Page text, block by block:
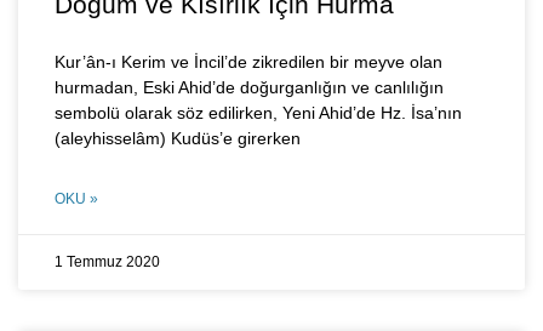
Kur’ân-ı Kerim ve İncil’de zikredilen bir meyve olan
hurmadan, Eski Ahid’de doğurganlığın ve canlılığın
sembolü olarak söz edilirken, Yeni Ahid’de Hz. İsa’nın
(aleyhisselâm) Kudüs’e girerken
OKU »
1 Temmuz 2020